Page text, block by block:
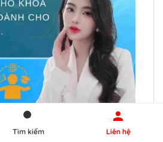
luyện online QCBDS 🔱 Tư
Tìm kiếm Liên hệ